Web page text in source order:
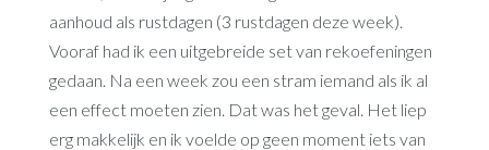
aanhoud als rustdagen (3 rustdagen deze week).
Vooraf had ik een uitgebreide set van rekoefeningen
gedaan. Na een week zou een stram iemand als ik al
een effect moeten zien. Dat was het geval. Het liep
erg makkelijk en ik voelde op geen moment iets van